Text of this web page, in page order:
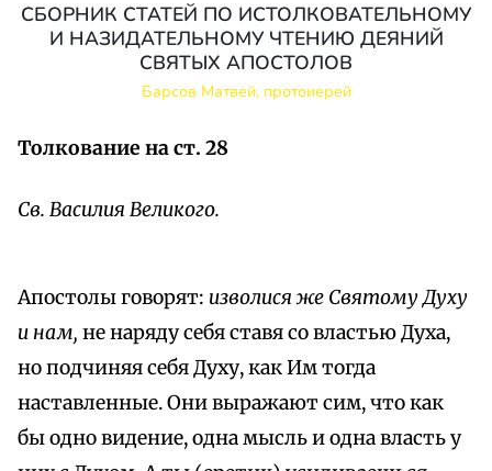
СБОРНИК СТАТЕЙ ПО ИСТОЛКОВАТЕЛЬНОМУ
И НАЗИДАТЕЛЬНОМУ ЧТЕНИЮ ДЕЯНИЙ
СВЯТЫХ АПОСТОЛОВ
Барсов Матвей, протоиерей
Толкование на ст. 28
Св. Василия Великого.
Апостолы говорят: изволися же Святому Духу
и нам, не наряду себя ставя со властью Духа,
но подчиняя себя Духу, как Им тогда
наставленные. Они выражают сим, что как
бы одно видение, одна мысль и одна власть у